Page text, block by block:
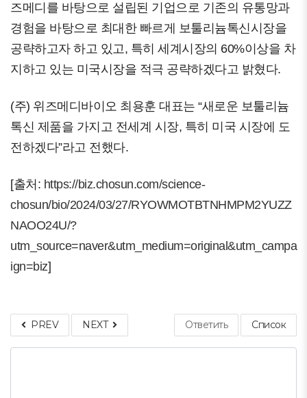
즈메디를 바탕으로 설립된 기업으로 기존의 유통망과
경험을 바탕으로 최대한 빠르게 보툴리늄톡신시장을
공략하고자 하고 있고, 특히 세계시장의 60%이상을 차
지하고 있는 미국시장을 적극 공략하겠다고 밝혔다.
(주) 위즈메디바이오 최용훈 대표는 “새로운 보툴리늄
톡신 제품을 가지고 전세계 시장, 특히 미국 시장에 도
전하겠다”라고 전했다.
[출처: https://biz.chosun.com/science-
chosun/bio/2024/03/27/RYOWMOTBTNHMPM2YUZZ
NAOO24U/?
utm_source=naver&utm_medium=original&utm_campa
ign=biz]
PREV NEXT Ответить Список